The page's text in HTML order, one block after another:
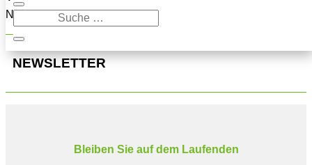
Navigation oben, um den Beitrag zu finden.
NEWSLETTER
Bleiben Sie auf dem Laufenden